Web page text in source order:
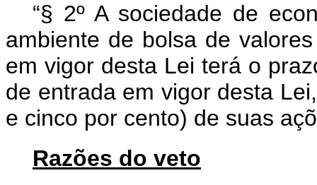
“§ 2º A sociedade de
ambiente de bolsa de
em vigor desta Lei terá o
de entrada em vigor desta
e cinco por cento) de suas
Razões do veto